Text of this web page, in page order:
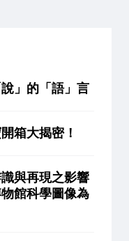
」的「語」言
箱大揭密！
與再現之影響
館科學圖像為